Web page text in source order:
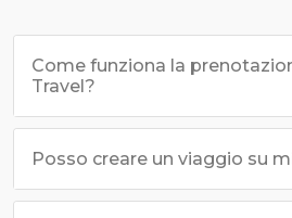
Come funziona la
Travel?
Posso creare un viaggio su